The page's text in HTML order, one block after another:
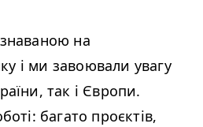
на
і ми завоювали увагу
так і Європи.
багато проєктів,